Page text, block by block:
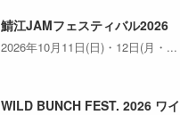
鯖江JAMフェスティバル2026
2026年10月11日(日)・12日(月・...
WILD BUNCH FEST. 2026 ワ